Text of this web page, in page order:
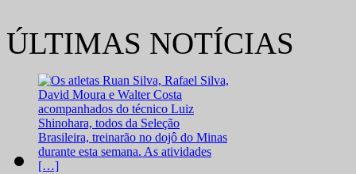
ÚLTIMAS NOTÍCIAS